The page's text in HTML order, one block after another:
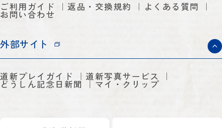
ご利用ガイド 返品・交換規約 よくある質問
お問い合わせ
外部サイト
道新プレイガイド 道新写真サービス
どうしん記念日新聞 マイ・クリップ